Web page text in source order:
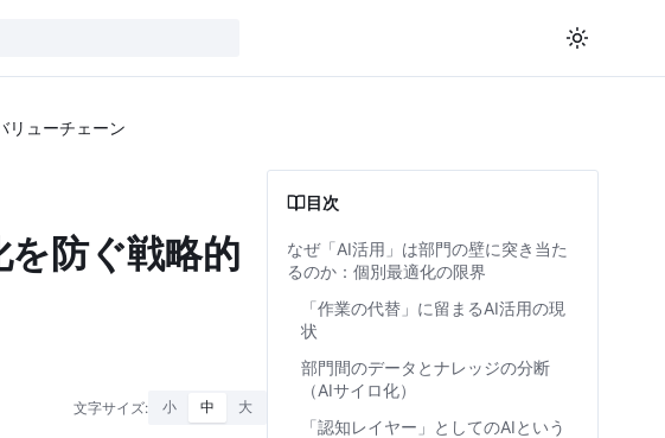
リューチェーン
防ぐ戦略的
文字サイズ: 小 中 大
目次
なぜ「AI活用」は部門の壁に突き当た
るのか：個別最適化の限界
「作業の代替」に留まるAI活用の現
状
部門間のデータとナレッジの分断
（AIサイロ化）
「認知レイヤー」としてのAIという